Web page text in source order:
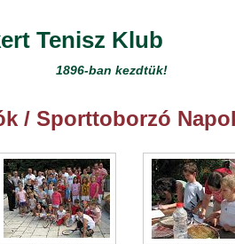
Tenisz Klub
1896-ban kezdtük!
/ Sporttoborzó